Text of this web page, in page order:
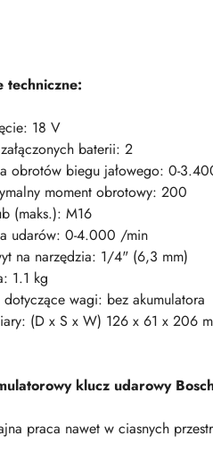
techniczne:
18 V
baterii: 2
obrotów biegu jałowego: 0-
moment obrotowy: 200
(maks.): M16
udarów: 0-4.000 /min
na narzędzia: 1/4" (6,3 mm)
1.1 kg
dotyczące wagi: bez akumulatora
(D x S x W) 126 x 61 x 206
klucz udarowy
praca nawet w ciasnych